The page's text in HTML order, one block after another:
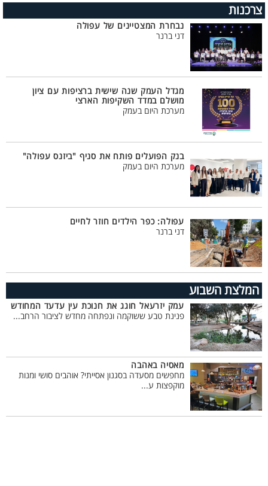
צרכנות
נבחרת המצטיינים של עפולה
דני ברנר
מגדל העמק שנה שישית ברציפות עם ציון
מושלם במדד השקיפות הארצי
מערכת היום בעמק
בנק הפועלים פותח את סניף "ביזנס עפולה"
מערכת היום בעמק
עפולה: כפר הילדים חוזר לחיים
דני ברנר
המלצת השבוע
עמק יזרעאל חוגג את חנוכת עין עדעד המחודש
פנינת טבע ששוקמה ונפתחה מחדש לציבור הרחב...
מאסיה באהבה
מחפשים מסעדה בסגנון אסייתי? אוהבים סושי ומנות
מוקפצות ע...